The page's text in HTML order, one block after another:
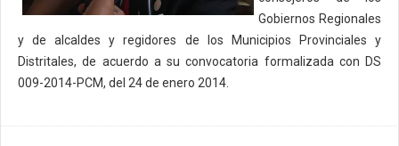
Gobiernos Regionales
y de alcaldes y regidores de los Municipios Provinciales y
Distritales, de acuerdo a su convocatoria formalizada con DS
009-2014-PCM, del 24 de enero 2014.